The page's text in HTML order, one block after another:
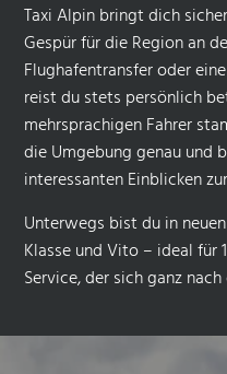
Taxi Alpin bringt dich
Gespür für die Region an
Flughafentransfer oder
reist du stets persönlich
mehrsprachigen Fahrer
die Umgebung genau und
interessanten Einblicken
Unterwegs bist du in
Klasse und Vito – ideal für
Service, der sich ganz